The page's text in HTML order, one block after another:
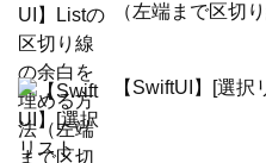
（左端まで区切
【SwiftUI】[選